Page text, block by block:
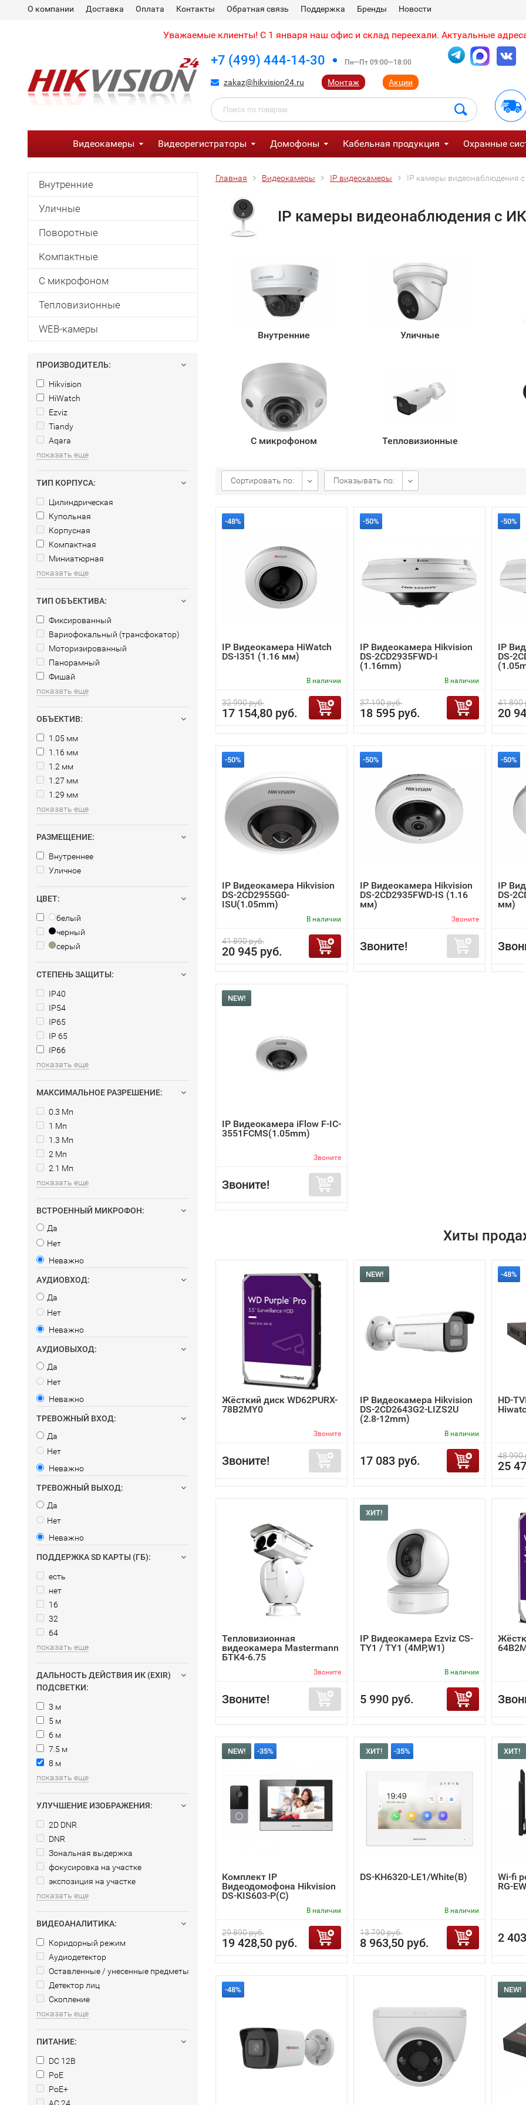
О компании Доставка Оплата Контакты Обратная связь Поддержка Бренды Новости
Уважаемые клиенты! С 1 января наш офис и склад переехали. Актуальные
+7 (499) 444-14-30 Пн—Пт 09:00—18:00
zakaz@hikvision24.ru Монтаж Акции
Видеокамеры Видеорегистраторы Домофоны Кабельная продукция Охранные
Внутренние
Уличные
Поворотные
Компактные
С микрофоном
Тепловизионные
WEB-камеры
ПРОИЗВОДИТЕЛЬ:
Hikvision
HiWatch
Ezviz
Tiandy
Aqara
показать еще
ТИП КОРПУСА:
Цилиндрическая
Купольная
Корпусная
Компактная
Миниатюрная
показать еще
ТИП ОБЪЕКТИВА:
Фиксированный
Вариофокальный (трансфокатор)
Моторизированный
Панорамный
Фишай
показать еще
ОБЪЕКТИВ:
1.05 мм
1.16 мм
1.2 мм
1.27 мм
1.29 мм
показать еще
РАЗМЕЩЕНИЕ:
Внутреннее
Уличное
ЦВЕТ:
белый
черный
серый
СТЕПЕНЬ ЗАЩИТЫ:
IP40
IP54
IP65
IP 65
IP66
показать еще
МАКСИМАЛЬНОЕ РАЗРЕШЕНИЕ:
0.3 Мп
1 Мп
1.3 Мп
2 Мп
2.1 Мп
показать еще
ВСТРОЕННЫЙ МИКРОФОН:
Да
Нет
Неважно
АУДИОВХОД:
Да
Нет
Неважно
АУДИОВЫХОД:
Да
Нет
Неважно
ТРЕВОЖНЫЙ ВХОД:
Да
Нет
Неважно
ТРЕВОЖНЫЙ ВЫХОД:
Да
Нет
Неважно
ПОДДЕРЖКА SD КАРТЫ (ГБ):
есть
нет
16
32
64
показать еще
ДАЛЬНОСТЬ ДЕЙСТВИЯ ИК (EXIR)
ПОДСВЕТКИ:
3 м
5 м
6 м
7.5 м
8 м
показать еще
УЛУЧШЕНИЕ ИЗОБРАЖЕНИЯ:
2D DNR
DNR
Зональная выдержка
фокусировка на участке
экспозиция на участке
показать еще
ВИДЕОАНАЛИТИКА:
Коридорный режим
Аудиодетектор
Оставленные / унесенные предметы
Детектор лиц
Скопление
показать еще
ПИТАНИЕ:
DC 12В
PoE
PoE+
Главная Видеокамеры IP видеокамеры IP камеры видеонаблюдения
IP камеры видеонаблюдения с
Внутренние Уличные
С микрофоном Тепловизионные
Сортировать по: Показывать по:
-48%
IP Видеокамера HiWatch
DS-I351 (1.16 мм)
В наличии
32 990 руб.
17 154,80 руб.
-50%
IP Видеокамера Hikvision
DS-2CD2935FWD-I
(1.16mm)
В наличии
37 190 руб.
18 595 руб.
-50%
IP
DS-
41 890
20
-50%
IP Видеокамера Hikvision
DS-2CD2955G0-
ISU(1.05mm)
В наличии
41 890 руб.
20 945 руб.
-50%
IP Видеокамера Hikvision
DS-2CD2935FWD-IS (1.16
мм)
Звоните
Звоните!
-50%
IP
DS-
мм)
NEW!
IP Видеокамера iFlow F-IC-
3551FCMS(1.05mm)
Звоните
Звоните!
Хиты
Жёсткий диск WD62PURX-
78B2MY0
Звоните
Звоните!
NEW!
IP Видеокамера Hikvision
DS-2CD2643G2-LIZS2U
(2.8-12mm)
В наличии
17 083 руб.
-48%
HD-
48 990
25
Тепловизионная
видеокамера Mastermann
БТК4-6.75
Звоните
Звоните!
ХИТ!
IP Видеокамера Ezviz CS-
TY1 / TY1 (4MP,W1)
В наличии
5 990 руб.
NEW! -35%
Комплект IP
Видеодомофона Hikvision
DS-KIS603-P(C)
В наличии
29 890 руб.
19 428,50 руб.
ХИТ! -35%
DS-KH6320-LE1/White(B)
В наличии
13 790 руб.
8 963,50 руб.
ХИТ!
Wi-fi
RG-
2
-48% NEW!